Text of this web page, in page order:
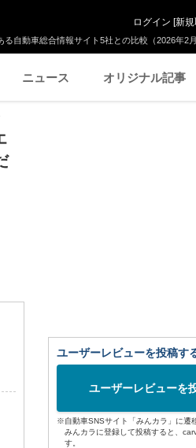
自動車総合情報サイト5社との比較（2026年2
ログイン [新
ニュース オリジナル記事
ユーザーレビューを投稿す
ユーザーレビューを
※自動車SNSサイト「みんカラ」に遷
みんカラに登録して投稿すると、
す。